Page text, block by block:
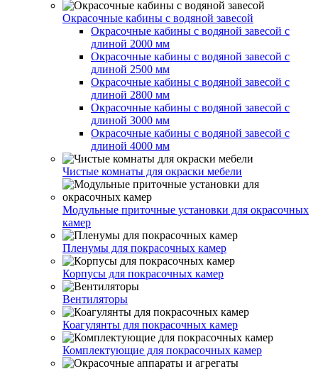
Окрасочные кабины с водяной завесой
Окрасочные кабины с водяной завесой с
длиной 2000 мм
Окрасочные кабины с водяной завесой с
длиной 2500 мм
Окрасочные кабины с водяной завесой с
длиной 2800 мм
Окрасочные кабины с водяной завесой с
длиной 3000 мм
Окрасочные кабины с водяной завесой с
длиной 4000 мм
Чистые комнаты для окраски мебели
Модульные приточные установки для окрасочных
камер
Пленумы для покрасочных камер
Корпусы для покрасочных камер
Вентиляторы
Коагулянты для покрасочных камер
Комплектующие для покрасочных камер